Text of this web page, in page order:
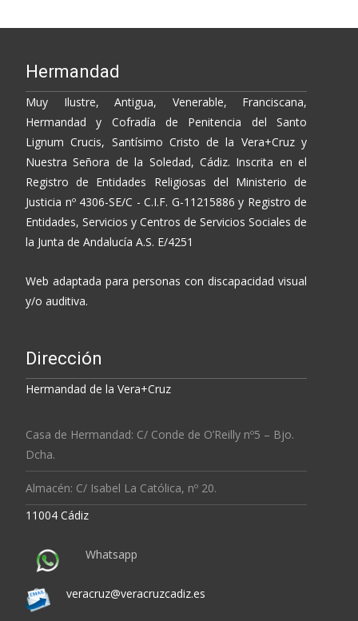
o n ti
Hermandad
Muy Ilustre, Antigua, Venerable, Franciscana,
Hermandad y Cofradía de Penitencia del Santo
Lignum Crucis, Santísimo Cristo de la Vera+Cruz y
Nuestra Señora de la Soledad, Cádiz. Inscrita en el
Registro de Entidades Religiosas del Ministerio de
Justicia nº 4306-SE/C - C.I.F. G-11215886 y Registro de
Entidades, Servicios y Centros de Servicios Sociales de
la Junta de Andalucía A.S. E/4251
Web adaptada para personas con discapacidad visual
y/o auditiva.
Dirección
Hermandad de la Vera+Cruz
Casa de Hermandad: C/ Conde de O’Reilly nº5 – Bjo.
Dcha.
Almacén: C/ Isabel La Católica, nº 20.
11004 Cádiz
Whatsapp
veracruz@veracruzcadiz.es